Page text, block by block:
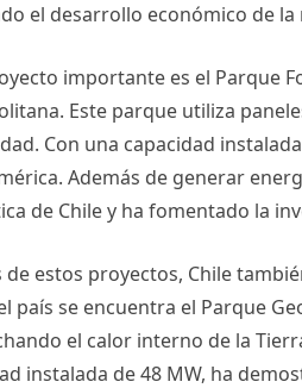
el desarrollo económico de la
importante es el Parque
Este parque utiliza
Con una capacidad
Además de generar
de Chile y ha fomentado la
de estos proyectos, Chile
país se encuentra el Parque
el calor interno de la
instalada de 48 MW, ha